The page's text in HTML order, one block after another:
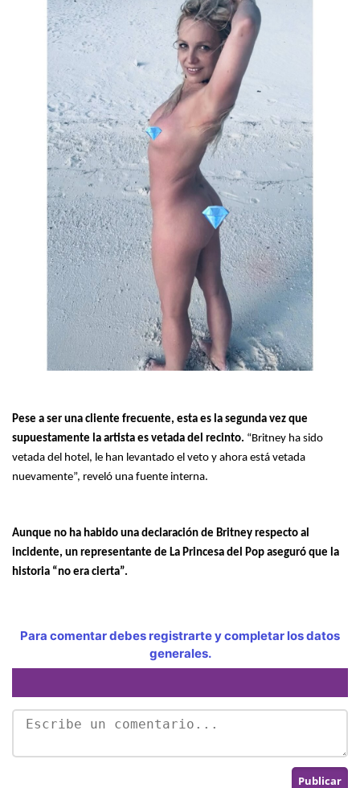
Pese a ser una cliente frecuente, esta es la segunda vez que
supuestamente la artista es vetada del recinto. “Britney ha sido
vetada del hotel, le han levantado el veto y ahora está vetada
nuevamente”, reveló una fuente interna.
Aunque no ha habido una declaración de Britney respecto al
incidente, un representante de La Princesa del Pop aseguró que la
historia “no era cierta”.
Para comentar debes registrarte y completar los datos
generales.